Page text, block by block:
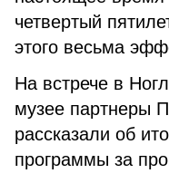
четвертый
этого весьма
На встрече в
музее партнеры
рассказали об
программы за